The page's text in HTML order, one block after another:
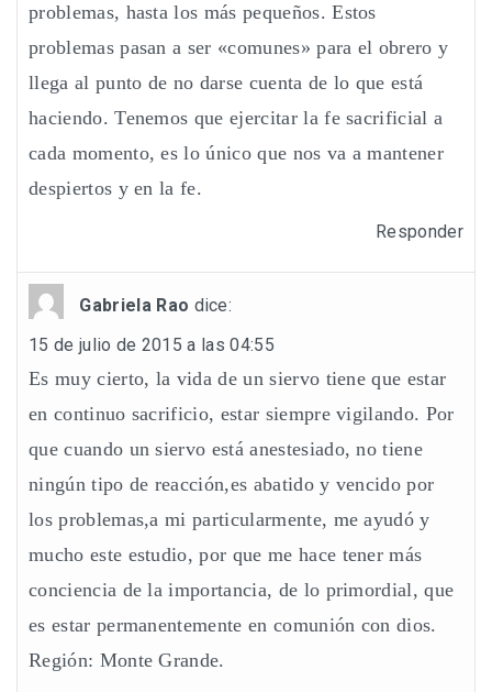
problemas, hasta los más pequeños. Estos
problemas pasan a ser «comunes» para el obrero y
llega al punto de no darse cuenta de lo que está
haciendo. Tenemos que ejercitar la fe sacrificial a
cada momento, es lo único que nos va a mantener
despiertos y en la fe.
Responder
Gabriela Rao dice:
15 de julio de 2015 a las 04:55
Es muy cierto, la vida de un siervo tiene que estar
en continuo sacrificio, estar siempre vigilando. Por
que cuando un siervo está anestesiado, no tiene
ningún tipo de reacción,es abatido y vencido por
los problemas,a mi particularmente, me ayudó y
mucho este estudio, por que me hace tener más
conciencia de la importancia, de lo primordial, que
es estar permanentemente en comunión con dios.
Región: Monte Grande.